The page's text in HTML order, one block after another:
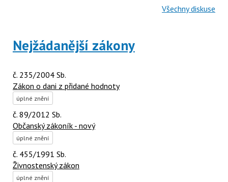
Všechny diskuse
Nejžádanější zákony
č. 235/2004 Sb.
Zákon o dani z přidané hodnoty
úplné znění
č. 89/2012 Sb.
Občanský zákoník - nový
úplné znění
č. 455/1991 Sb.
Živnostenský zákon
úplné znění